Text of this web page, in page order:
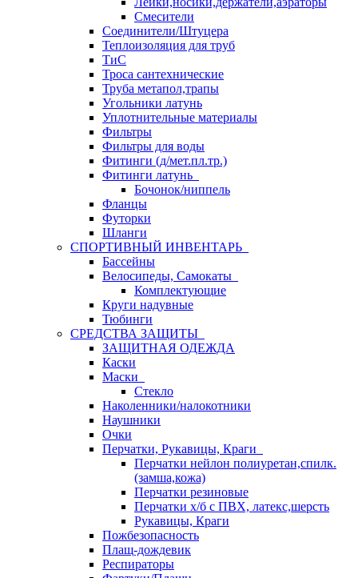
Смесители
Соединители/Штуцера
Теплоизоляция для труб
ТиС
Троса сантехнические
Труба метапол,трапы
Угольники латунь
Уплотнительные материалы
Фильтры
Фильтры для воды
Фитинги (д/мет.пл.тр.)
Фитинги латунь
Бочонок/ниппель
Фланцы
Футорки
Шланги
СПОРТИВНЫЙ ИНВЕНТАРЬ
Бассейны
Велосипеды, Самокаты
Комплектующие
Круги надувные
Тюбинги
СРЕДСТВА ЗАЩИТЫ
ЗАЩИТНАЯ ОДЕЖДА
Каски
Маски
Стекло
Наколенники/налокотники
Наушники
Очки
Перчатки, Рукавицы, Краги
Перчатки нейлон полиуретан,спилк.
(замша,кожа)
Перчатки резиновые
Перчатки х/б с ПВХ, латекс,шерсть
Рукавицы, Краги
Пожбезопасность
Плащ-дождевик
Респираторы